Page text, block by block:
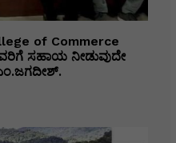
of Commerce
ಸಹಾಯ ನೀಡುವುದೇ